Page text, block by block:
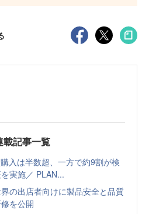
記事一覧
入は半数超、一方で約9割が検
実施／ PLAN...
の出店者向けに製品安全と品質
を公開